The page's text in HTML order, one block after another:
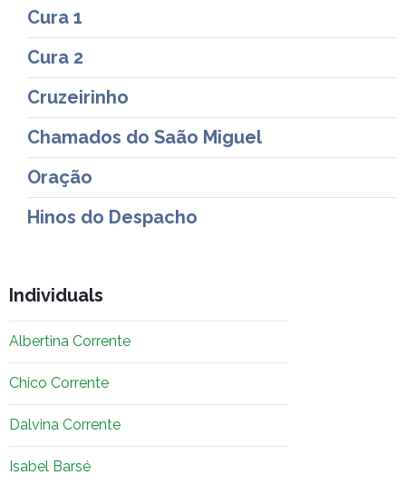
Cura 1
Cura 2
Cruzeirinho
Chamados do Saão Miguel
Oração
Hinos do Despacho
Individuals
Albertina Corrente
Chico Corrente
Dalvina Corrente
Isabel Barsé